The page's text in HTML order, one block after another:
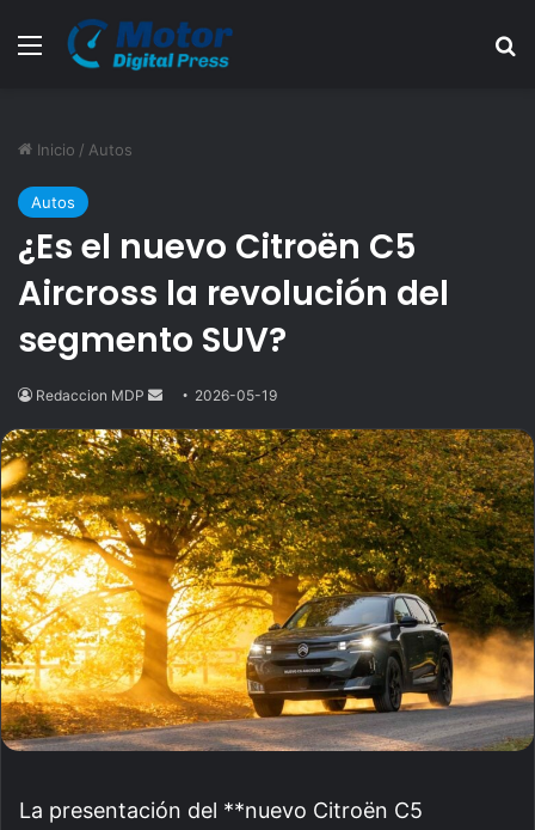
Menú
Inicio / Autos
Autos
¿Es el nuevo Citroën C5
Aircross la revolución del
segmento SUV?
Redaccion MDP
Send
email
2026-05-19
La presentación del **nuevo Citroën C5